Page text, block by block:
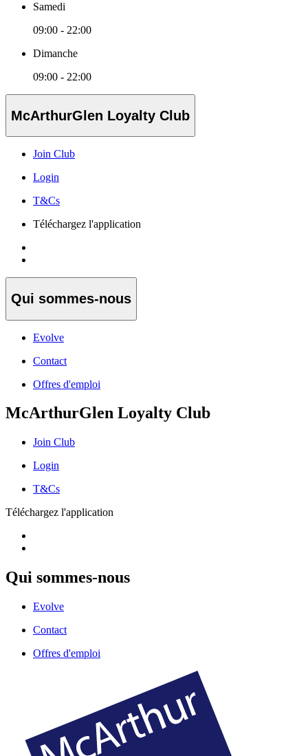
Samedi
09:00 - 22:00
Dimanche
09:00 - 22:00
McArthurGlen Loyalty Club
Join Club
Login
T&Cs
Téléchargez l'application
Qui sommes-nous
Evolve
Contact
Offres d'emploi
McArthurGlen Loyalty Club
Join Club
Login
T&Cs
Téléchargez l'application
Qui sommes-nous
Evolve
Contact
Offres d'emploi